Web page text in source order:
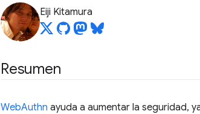
Eiji Kitamura
Resumen
WebAuthn ayuda a aumentar la seguridad,